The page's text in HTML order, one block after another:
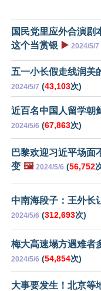
国民党里应外合演剧
这个当赏银 ▶️ 2024/5/7
五一小长假走线润美
2024/5/7 (43,103次)
近百名中国人留学朝
2024/5/6 (67,863次)
巴黎欢迎习近平场面
变 🖼️ 2024/5/6 (56,752
中南海段子：王外长
2024/5/6 (312,693次)
梅大高速塌方遇难者
2024/5/6 (54,854次)
大事要发生！北京等